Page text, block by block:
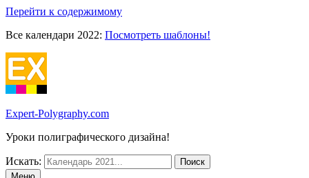
Перейти к содержимому
Все календари 2022: Посмотреть шаблоны!
Expert-Polygraphy.com
Уроки полиграфического дизайна!
Искать: